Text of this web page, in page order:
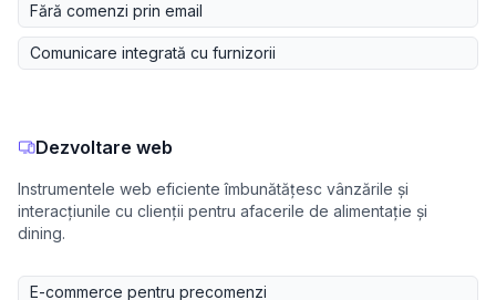
Fără comenzi prin email
Comunicare integrată cu furnizorii
Dezvoltare web
Instrumentele web eficiente îmbunătățesc vânzările și
interacțiunile cu clienții pentru afacerile de alimentație și
dining.
E-commerce pentru precomenzi